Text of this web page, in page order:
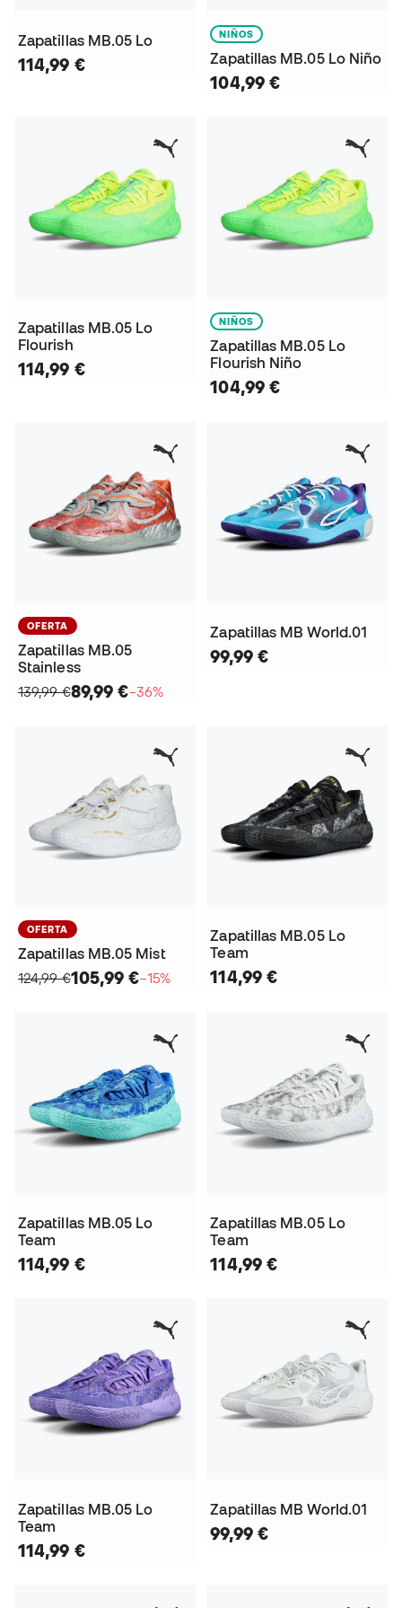
Zapatillas MB.05 Lo
114,99 €
NIÑOS
Zapatillas MB.05 Lo Niño
104,99 €
Zapatillas MB.05 Lo
Flourish
114,99 €
NIÑOS
Zapatillas MB.05 Lo
Flourish Niño
104,99 €
OFERTA
Zapatillas MB.05
Stainless
139,99 €89,99 €−36%
Zapatillas MB World.01
99,99 €
OFERTA
Zapatillas MB.05 Mist
124,99 €105,99 €−15%
Zapatillas MB.05 Lo
Team
114,99 €
Zapatillas MB.05 Lo
Team
114,99 €
Zapatillas MB.05 Lo
Team
114,99 €
Zapatillas MB.05 Lo
Team
114,99 €
Zapatillas MB World.01
99,99 €